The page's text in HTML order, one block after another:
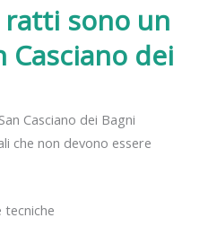
sono un
Casciano dei
Casciano dei Bagni
che non devono essere